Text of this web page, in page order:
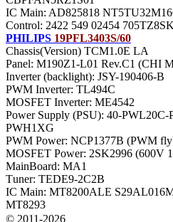
IC Main: AD825818
Control: 2422 549 02454
PHILIPS 19PFL3403S/60
Chassis(Version) TCM1.0E LA
Panel: M190Z1-L01 Rev.C1 (CHI
Inverter (backlight): JSY-190406-B
PWM Inverter: TL494C
MOSFET Inverter: ME4542
Power Supply (PSU): 40-
PWH1XG
PWM Power: NCP1377B (PWM
MOSFET Power: 2SK2996 (600V
MainBoard: MA1
Тuner: TEDE9-2C2B
IC Main: MT8200ALE
MT8293
© 2011-2026